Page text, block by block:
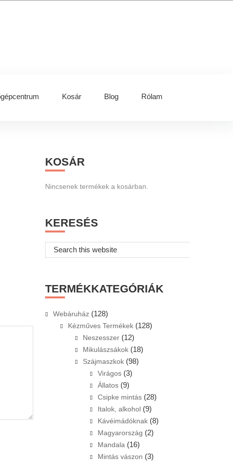
Kosár Blog Rólam
Primary
Sidebar
KOSÁR
Nincsenek termékek a kosárban.
KERESÉS
Search
this
TERMÉKKATEGÓRIÁK
Webáruház (128)
Kézműves Termékek (128)
Neszesszer (12)
Mikulászsákok (18)
Szájmaszkok (98)
Virágos (3)
Állatos (9)
Csipke mintás (28)
Italok, alkohol (9)
Kávéimádóknak (8)
Magyarország (2)
Mandala (16)
Mintás vászon (3)